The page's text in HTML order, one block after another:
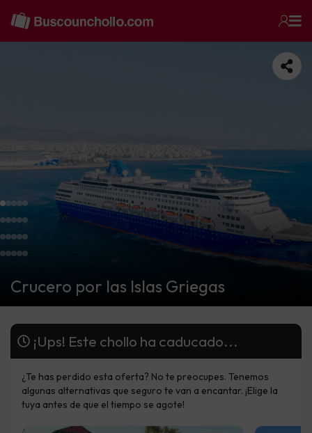
Crucero por las Islas Griegas
¡Ups! Este chollo ha caducado...
¿Te has perdido esta oferta? No te preocupes. Tenemos
algunas alternativas que seguro te van a encantar. ¡Elige la
tuya antes de que el tiempo se agote!